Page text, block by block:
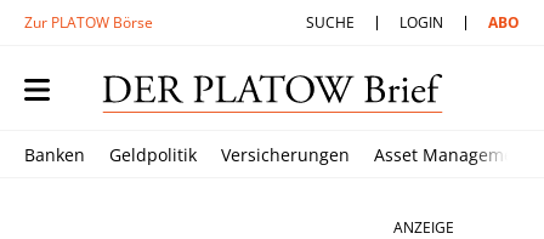
Zur PLATOW Börse SUCHE LOGIN ABO
Banken Geldpolitik Versicherungen Asset Management
ANZEIGE